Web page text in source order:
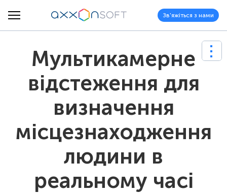
Зв'яжіться з нами
Мультикамерне
відстеження для
визначення
місцезнаходження
людини в
реальному часі